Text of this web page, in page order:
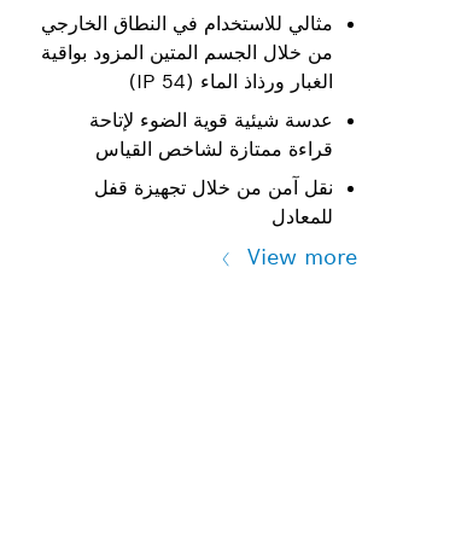
مثالي للاستخدام في النطاق الخارجي
من خلال الجسم المتين المزود بواقية
الغبار ورذاذ الماء (IP 54)
عدسة شيئية قوية الضوء لإتاحة
قراءة ممتازة لشاخص القياس
نقل آمن من خلال تجهيزة قفل
للمعادل
View more